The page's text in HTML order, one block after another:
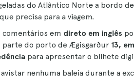
do Atlântico Norte a bordo
precisa para a viagem.
comentários em direto em inglês
parte do porto de Ægisgarður 13,
para apresentar o bilhete
nenhuma baleia durante a